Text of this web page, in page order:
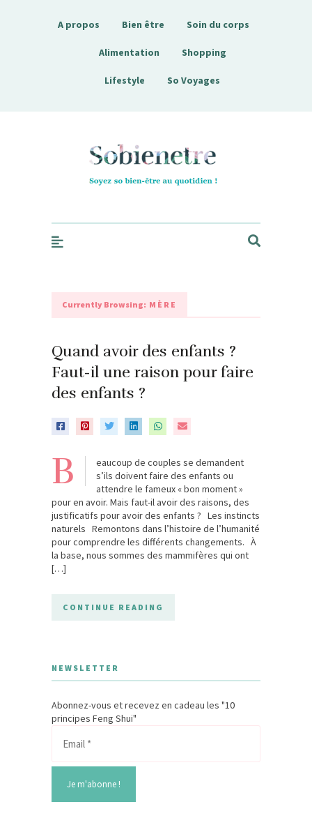
A propos Bien être Soin du corps
Alimentation Shopping
Lifestyle So Voyages
Sobienetre
Currently Browsing: MÈRE
Quand avoir des enfants ?
Faut-il une raison pour faire
des enfants ?
B
eaucoup de couples se demandent
s’ils doivent faire des enfants ou
attendre le fameux « bon moment »
pour en avoir. Mais faut-il avoir des raisons, des
justificatifs pour avoir des enfants ? Les instincts
naturels Remontons dans l’histoire de l’humanité
pour comprendre les différents changements. À
la base, nous sommes des mammifères qui ont
[…]
CONTINUE READING
NEWSLETTER
Abonnez-vous et recevez en cadeau les "10
principes Feng Shui"